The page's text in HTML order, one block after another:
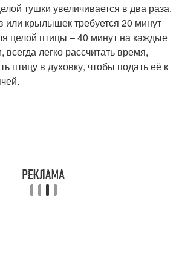
тушки увеличивается в два раза.
или крылышек требуется 20 минут
целой птицы – 40 минут на каждые
всегда легко рассчитать время,
птицу в духовку, чтобы подать её к